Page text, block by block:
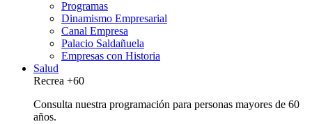
Programas
Dinamismo Empresarial
Canal Empresa
Palacio Saldañuela
Empresas con Historia
Salud
Recrea +60
Consulta nuestra programación para personas mayores de 60
años.